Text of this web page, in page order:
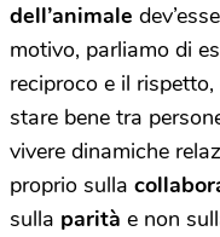
dell’animale
motivo, parliamo di
reciproco e il
stare bene tra
vivere dinamiche
proprio sulla
sulla parità e non